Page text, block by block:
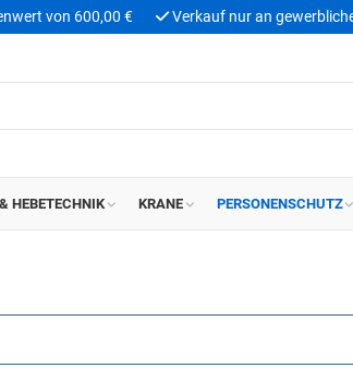
von 600,00 € Verkauf nur an
HEBETECHNIK KRANE PERSONENSCHUTZ